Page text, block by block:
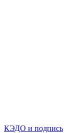
КЭДО и подпись